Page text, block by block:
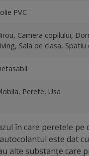
PVC
Camera copilului,
Sala de clasa, Spatiu
Perete, Usa
în care peretele pe
este dat
alte substanțe care